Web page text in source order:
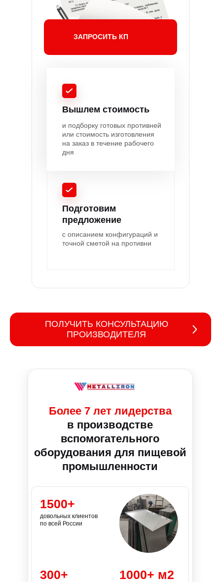
Подготовим
предложение
с описанием конфигураций и
точной сметой на противни
Вышлем стоимость
и подборку готовых противней
или стоимость изготовления
на заказ в течение рабочего
дня
ЗАПРОСИТЬ КП
ПОЛУЧИТЬ КОНСУЛЬТАЦИЮ
ПРОИЗВОДИТЕЛЯ
Более 7 лет лидерства
в производстве
вспомогательного
оборудования для пищевой
промышленности
300+ 1000+ м2
1500+
довольных клиентов
по всей России